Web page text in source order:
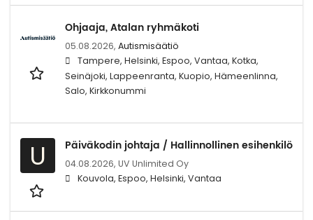
Ohjaaja, Atalan ryhmäkoti
05.08.2026, Autismisäätiö
Tampere, Helsinki, Espoo, Vantaa, Kotka,
Seinäjoki, Lappeenranta, Kuopio, Hämeenlinna,
Salo, Kirkkonummi
U Päiväkodin johtaja / Hallinnollinen esihenkilö
04.08.2026, UV Unlimited Oy
Kouvola, Espoo, Helsinki, Vantaa